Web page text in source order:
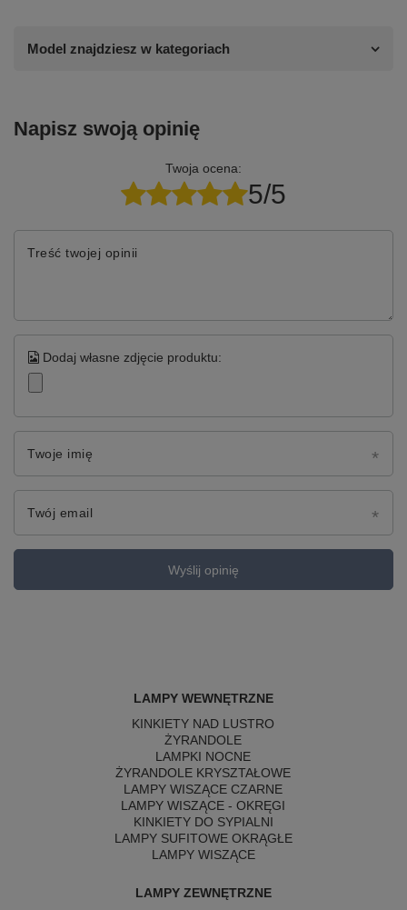
Model znajdziesz w kategoriach
Napisz swoją opinię
Twoja ocena:
5/5
Treść twojej opinii
Dodaj własne zdjęcie produktu:
Twoje imię
Twój email
Wyślij opinię
LAMPY WEWNĘTRZNE
KINKIETY NAD LUSTRO
ŻYRANDOLE
LAMPKI NOCNE
ŻYRANDOLE KRYSZTAŁOWE
LAMPY WISZĄCE CZARNE
LAMPY WISZĄCE - OKRĘGI
KINKIETY DO SYPIALNI
LAMPY SUFITOWE OKRĄGŁE
LAMPY WISZĄCE
LAMPY ZEWNĘTRZNE